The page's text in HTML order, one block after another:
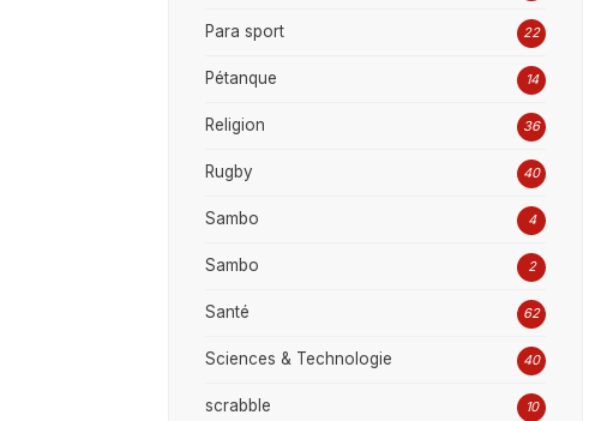
Para sport 22
Pétanque 14
Religion 36
Rugby 40
Sambo 4
Sambo 2
Santé 62
Sciences & Technologie 40
scrabble 10